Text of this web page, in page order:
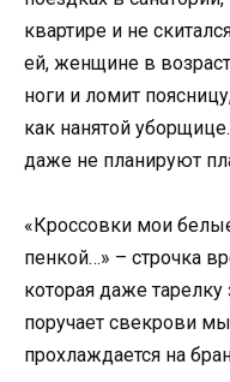
квартире и не
ей, женщине в
ноги и ломит
как нанятой
даже не планируют
«Кроссовки мои
пенкой…» – строчка
которая даже тарелку
поручает свекрови
прохлаждается на